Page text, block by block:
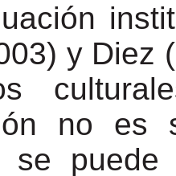
y Diez
no es
se